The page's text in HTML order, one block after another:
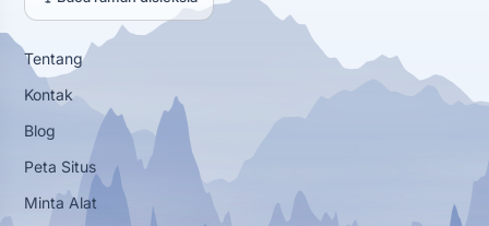
Tentang
Kontak
Blog
Peta Situs
Minta Alat